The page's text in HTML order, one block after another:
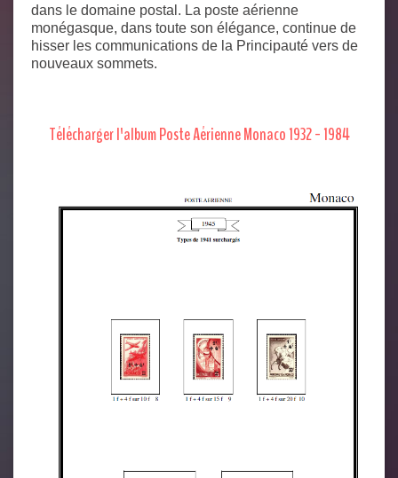
dans le domaine postal. La poste aérienne
monégasque, dans toute son élégance, continue de
hisser les communications de la Principauté vers de
nouveaux sommets.
Télécharger l'album Poste Aérienne Monaco 1932 - 1984